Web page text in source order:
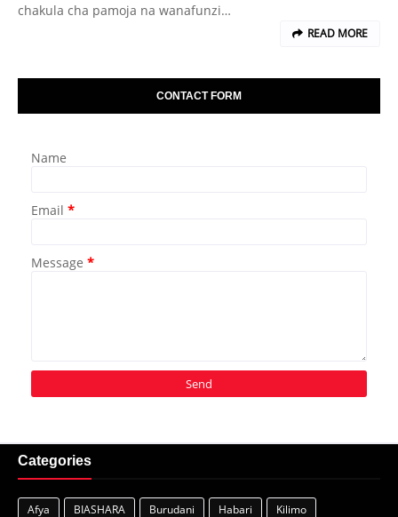
chakula cha pamoja na wanafunzi…
READ MORE
CONTACT FORM
Name
Email *
Message *
Categories
Afya BIASHARA Burudani Habari
Kilimo